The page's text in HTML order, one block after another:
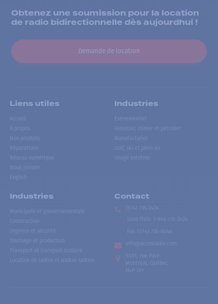
Obtenez une soumission pour la location
de radio bidirectionnelle dès aujourdhui !
Demande de location
Liens utiles
Accueil
À propos
Nos produits
Réparations
Réseau numérique
Nous joindre
English
Industries
Événementiel
Forestier, minier et pétrolier
Manufacturier
Golf, ski et plein air
Usage extrême
Industries
Municipale et gouvernementale
Construction
Urgence et sécurité
Tournage et production
Transport et transport scolaire
Location de radios et walkie-talkies
Contact
(514) 735-2424
Sans frais
1-866-735-2424
Fax:
(514) 735-8046
info@accesradio.com
5591, rue Paré
Montréal, Québec
H4P 1P7